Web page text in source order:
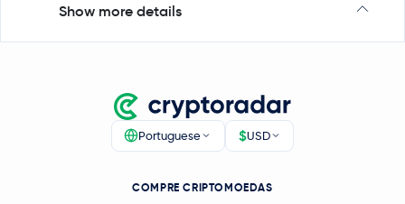
Show more details
Portuguese $USD
COMPRE CRIPTOMOEDAS